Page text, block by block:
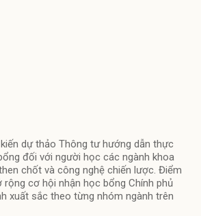
dự thảo Thông tư hướng dẫn thực
đối với người học các ngành khoa
chốt và công nghệ chiến lược. Điểm
cơ hội nhận học bổng Chính phủ
xuất sắc theo từng nhóm ngành trên